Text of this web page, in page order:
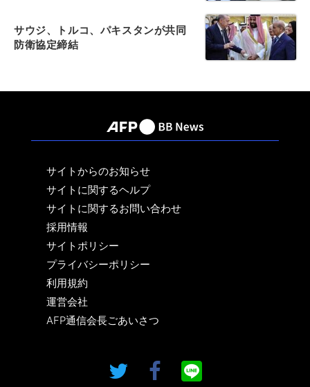
サウジ、トルコ、パキスタンが共同
防衛協定締結
サイトからのお知らせ
サイトに関するヘルプ
サイトに関するお問い合わせ
採用情報
サイトポリシー
プライバシーポリシー
利用規約
運営会社
AFP通信会長ごあいさつ